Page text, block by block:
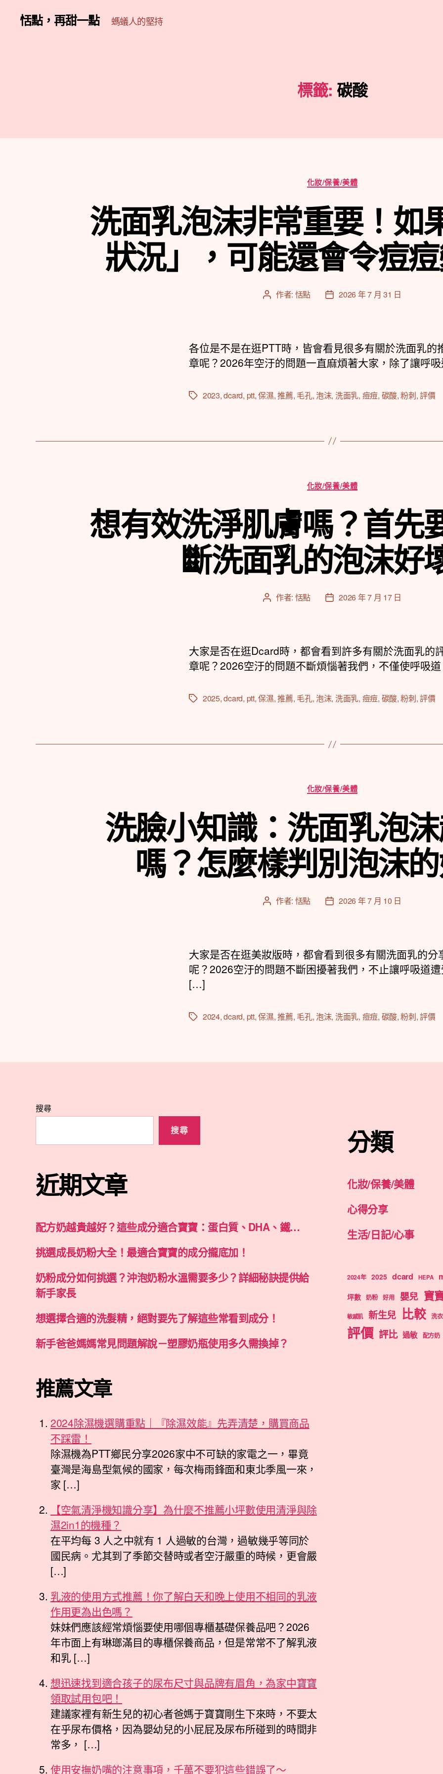
恬點，再甜一點 螞蟻人的堅持
標籤: 碳酸
分
類
化妝/保養/美體
洗面乳泡沫非常重要！如
狀況」，可能還會令痘痘
文 作者: 恬點
文
日
期
2026 年 7 月 31 日
各位是不是在逛PTT時，皆會看見很多有關於洗面乳的
章呢？2026年空汙的問題一直麻煩著大家，除了讓呼
標 2023,dcard, ptt,保濕,推薦, 毛孔,泡沫, 洗面乳, 痘痘, 碳酸,粉刺,評價
分
類
化妝/保養/美體
想有效洗淨肌膚嗎？首先
斷洗面乳的泡沫好
文 作者: 恬點
文
日
期
2026 年 7 月 17 日
大家是否在逛Dcard時，都會看到許多有關於洗面乳的
章呢？2026空汙的問題不斷煩惱著我們，不僅使呼吸
標 2025,dcard, ptt,保濕,推薦, 毛孔,泡沫, 洗面乳, 痘痘, 碳酸,粉刺,評價
分
類
化妝/保養/美體
洗臉小知識：洗面乳泡
嗎？怎麼樣判別泡沫
文 作者: 恬點
文
日
期
2026 年 7 月 10 日
大家是否在逛美妝版時，都會看到很多有關洗面乳的分
呢？2026空汙的問題不斷困擾著我們，不止讓呼吸道
[…]
標 2024,dcard, ptt,保濕,推薦, 毛孔,泡沫, 洗面乳, 痘痘, 碳酸,粉刺,評價
搜尋
搜尋
近期文章
配方奶越貴越好？這些成分適合寶寶：蛋白質、DHA、鐵…
挑選成長奶粉大全！最適合寶寶的成分攏底加！
奶粉成分如何挑選？沖泡奶粉水溫需要多少？詳細秘訣提供給
新手家長
想選擇合適的洗髮精，絕對要先了解這些常看到成分！
新手爸爸媽媽常見問題解說－塑膠奶瓶使用多久需換掉？
推薦文章
2024除濕機選購重點｜『除濕效能』先弄清楚，購買商品
不踩雷！
除濕機為PTT鄉民分享2026家中不可缺的家電之一，畢竟
臺灣是海島型氣候的國家，每次梅雨鋒面和東北季風一來，
家 […]
【空氣清淨機知識分享】為什麼不推薦小坪數使用清淨與除
濕2in1的機種？
在平均每 3 人之中就有 1 人過敏的台灣，過敏幾乎等同於
國民病。尤其到了季節交替時或者空汙嚴重的時候，更會嚴
[…]
乳液的使用方式推薦！你了解白天和晚上使用不相同的乳液
作用更為出色嗎？
妹妹們應該經常煩惱要使用哪個專櫃基礎保養品吧？2026
年市面上有琳瑯滿目的專櫃保養商品，但是常常不了解乳液
和乳 […]
想迅速找到適合孩子的尿布尺寸與品牌有眉角，為家中寶寶
領取試用包吧！
建議家裡有新生兒的初心者爸媽于寶寶剛生下來時，不要太
在乎尿布價格，因為嬰幼兒的小屁屁及尿布所碰到的時間非
常多， […]
使用安撫奶嘴的注意事項，千萬不要犯這些錯誤了～
分類
化妝/保養/美體
心得分享
生活/日記/心事
2024年 2025 dcard HEPA
坪數 奶粉 好用 嬰兒 寶
敏感肌 新生兒 比較 洗
評價 評比 過敏 配方奶